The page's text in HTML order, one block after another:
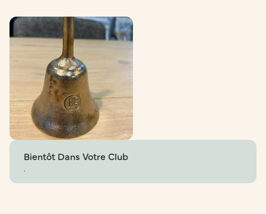
Bientôt Dans Votre Club
.